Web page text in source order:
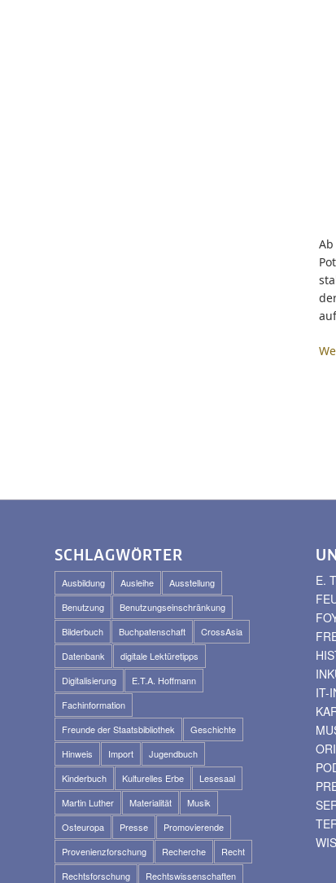
SCHLAGWÖRTER
Ausbildung Ausleihe
Ausstellung
Benutzung
Benutzungseinschränkung
Bilderbuch
Buchpatenschaft
CrossAsia
Datenbank
digitale Lektüretipps
Digitalisierung
E.T.A. Hoffmann
Fachinformation
Freunde der Staatsbibliothek
Geschichte
Hinweis
Import
Jugendbuch
Kinderbuch
Kulturelles Erbe
Lesesaal
Martin Luther
Materialität
Musik
Osteuropa
Presse
Promovierende
Provenienzforschung
Recherche
Recht
Rechtsforschung
Rechtswissenschaften
E.
IT-